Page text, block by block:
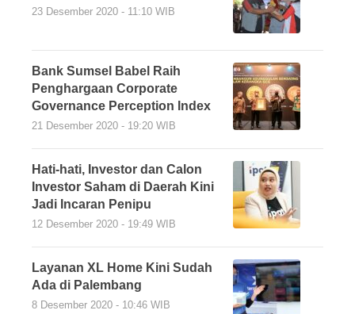
23 Desember 2020 - 11:10 WIB
Bank Sumsel Babel Raih
Penghargaan Corporate
Governance Perception Index
21 Desember 2020 - 19:20 WIB
Hati-hati, Investor dan Calon
Investor Saham di Daerah Kini
Jadi Incaran Penipu
12 Desember 2020 - 19:49 WIB
Layanan XL Home Kini Sudah
Ada di Palembang
8 Desember 2020 - 10:46 WIB